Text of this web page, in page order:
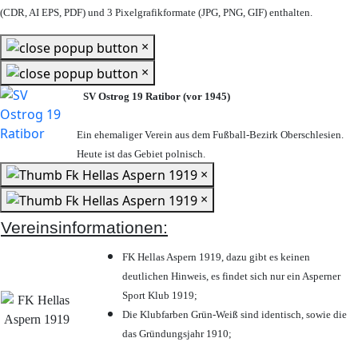
(CDR, AI EPS, PDF) und 3 Pixelgrafikformate (JPG, PNG, GIF) enthalten.
×
×
SV Ostrog 19 Ratibor (vor 1945)
Ein ehemaliger Verein aus dem Fußball-Bezirk Oberschlesien.
Heute ist das Gebiet polnisch.
×
×
Vereinsinformationen:
FK Hellas Aspern 1919, dazu gibt es keinen
deutlichen Hinweis, es findet sich nur ein Asperner
Sport Klub 1919;
Die Klubfarben Grün-Weiß sind identisch, sowie die
das Gründungsjahr 1910;